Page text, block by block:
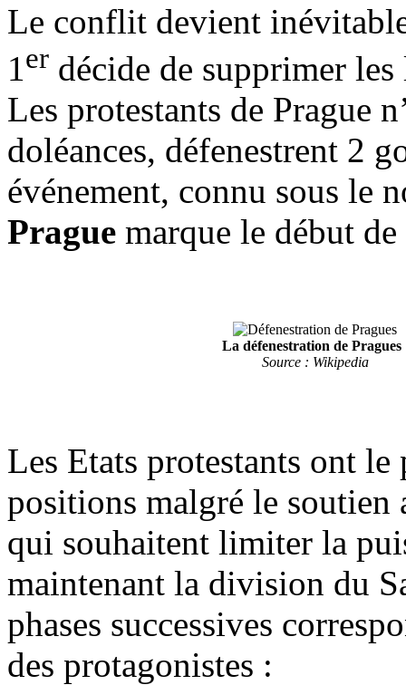
Le conflit devient
1er décide de supprimer
Les protestants de Prague
doléances, défenestrent 2
événement, connu sous le
Prague marque le début
La défenestration de
Source : Wikipedia
Les Etats protestants ont
positions malgré le soutien
qui souhaitent limiter la
maintenant la division du
phases successives
des protagonistes :